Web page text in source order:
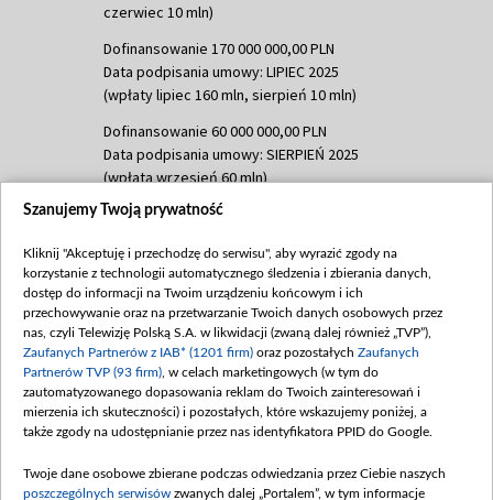
czerwiec 10 mln)
Dofinansowanie 170 000 000,00 PLN
Data podpisania umowy: LIPIEC 2025
(wpłaty lipiec 160 mln, sierpień 10 mln)
Dofinansowanie 60 000 000,00 PLN
Data podpisania umowy: SIERPIEŃ 2025
(wpłata wrzesień 60 mln)
Dofinansowanie 635 783 051,21 PLN
(wpłata wrzesień 100 mln, październik 350
mln, listopad 265 mln)
Dofinansowanie 48 862 000,00 PLN
Data podpisania umowy: GRUDZIEŃ 2025
(wpłata grudzień 60,548 mln)
Dofinansowanie 900 000 000,00 PLN
Data podpisania umowy: LUTY 2026 (wpłata
kwiecień 180 mln, 7 maja 180 mln, 8
czerwca 90 mln)
Szanujemy Twoją prywatność
Kliknij "Akceptuję i przechodzę do serwisu", aby wyrazić zgody na
korzystanie z technologii automatycznego śledzenia i zbierania danych,
dostęp do informacji na Twoim urządzeniu końcowym i ich
przechowywanie oraz na przetwarzanie Twoich danych osobowych przez
nas, czyli Telewizję Polską S.A. w likwidacji (zwaną dalej również „TVP”),
Zaufanych Partnerów z IAB* (1201 firm) oraz pozostałych Zaufanych
Partnerów TVP (93 firm) , w celach marketingowych (w tym do
zautomatyzowanego dopasowania reklam do Twoich zainteresowań i
mierzenia ich skuteczności) i pozostałych, które wskazujemy poniżej, a
także zgody na udostępnianie przez nas identyfikatora PPID do Google.
Twoje dane osobowe zbierane podczas odwiedzania przez Ciebie naszych
poszczególnych serwisów zwanych dalej „Portalem”, w tym informacje